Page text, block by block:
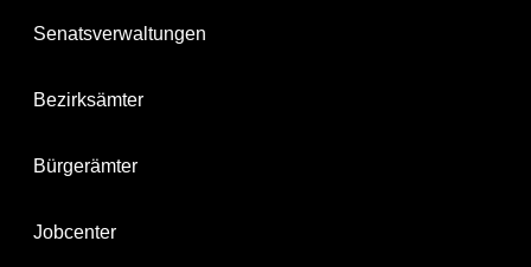
Senatsverwaltungen
Bezirksämter
Bürgerämter
Jobcenter